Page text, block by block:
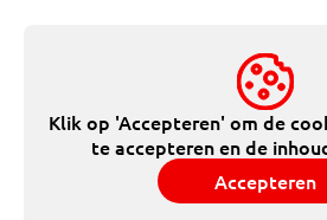
Klik op 'Accepteren' om de
te accepteren en de
Accepteren